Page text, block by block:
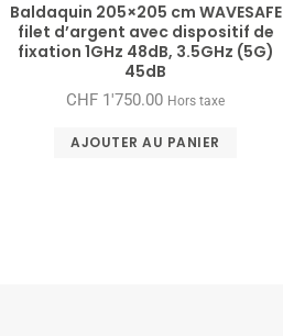
Baldaquin 205×205 cm WAVESAFE
filet d’argent avec dispositif de
fixation 1GHz 48dB, 3.5GHz (5G)
45dB
CHF 1'750.00 Hors taxe
AJOUTER AU PANIER